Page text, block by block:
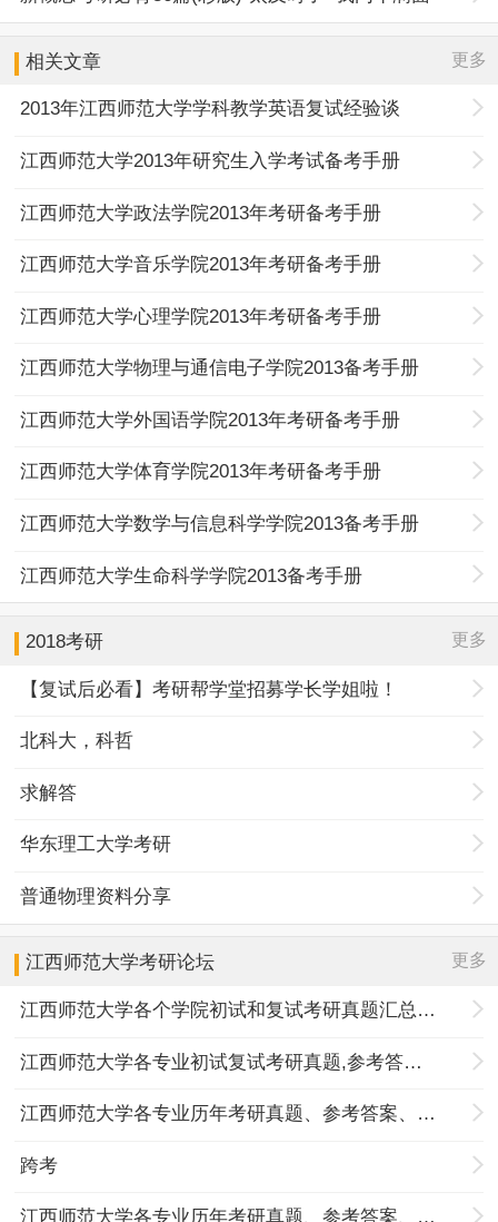
相关文章 更多
2013年江西师范大学学科教学英语复试经验谈
江西师范大学2013年研究生入学考试备考手册
江西师范大学政法学院2013年考研备考手册
江西师范大学音乐学院2013年考研备考手册
江西师范大学心理学院2013年考研备考手册
江西师范大学物理与通信电子学院2013备考手册
江西师范大学外国语学院2013年考研备考手册
江西师范大学体育学院2013年考研备考手册
江西师范大学数学与信息科学学院2013备考手册
江西师范大学生命科学学院2013备考手册
2018考研 更多
【复试后必看】考研帮学堂招募学长学姐啦！
北科大，科哲
求解答
华东理工大学考研
普通物理资料分享
江西师范大学考研论坛 更多
江西师范大学各个学院初试和复试考研真题汇总分享
江西师范大学各专业初试复试考研真题,参考答案,重点范围
江西师范大学各专业历年考研真题、参考答案、内部笔记
跨考
江西师范大学各专业历年考研真题、参考答案、内部笔记